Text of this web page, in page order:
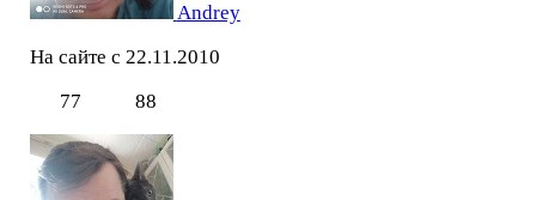
Andrey
На сайте с 22.11.2010
77
88